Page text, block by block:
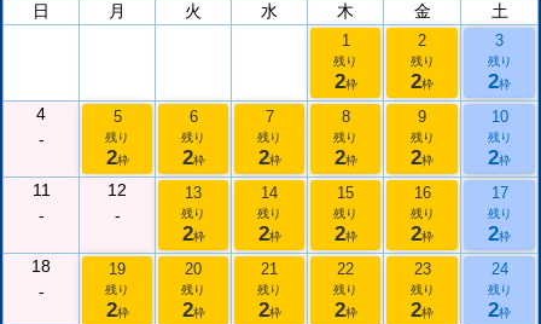
日
月 火 水 木 金 土
1
残り
2枠
2
残り
2枠
3
残り
2枠
4
-
5
残り
2枠
6
残り
2枠
7
残り
2枠
8
残り
2枠
9
残り
2枠
10
残り
2枠
11
-
12
-
13
残り
2枠
14
残り
2枠
15
残り
2枠
16
残り
2枠
17
残り
2枠
18
-
19
残り
2枠
20
残り
2枠
21
残り
2枠
22
残り
2枠
23
残り
2枠
24
残り
2枠